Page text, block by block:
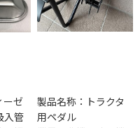
ーゼ
入管
製品名称：トラクタ
用ペダル